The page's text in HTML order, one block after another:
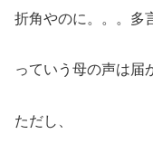
折角やのに。。。多
っていう母の声は届
ただし、